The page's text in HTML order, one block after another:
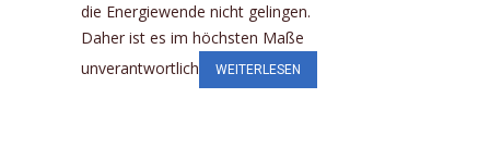
die Energiewende nicht gelingen.
Daher ist es im höchsten Maße
unverantwortlich
WEITERLESEN